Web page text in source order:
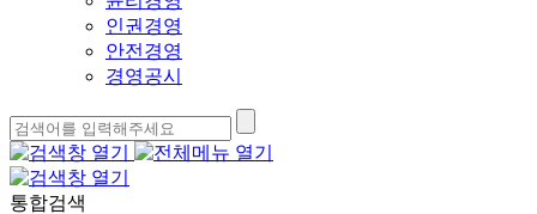
인권경영
안전경영
경영공시
통합검색